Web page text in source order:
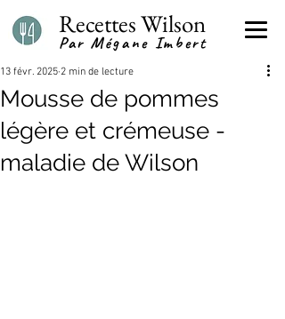
Par Mégane Imbert
Recettes Wilson
Mousse de pommes
légère et crémeuse -
maladie de Wilson
13 févr. 2025 2 min de lecture